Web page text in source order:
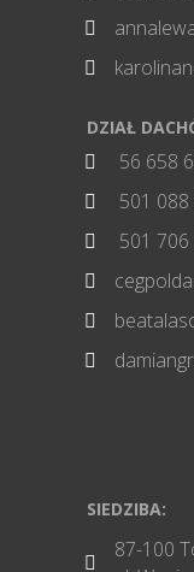


DZIAŁ
 56 658
 501 088
 501 706



SIEDZIBA:

87-100